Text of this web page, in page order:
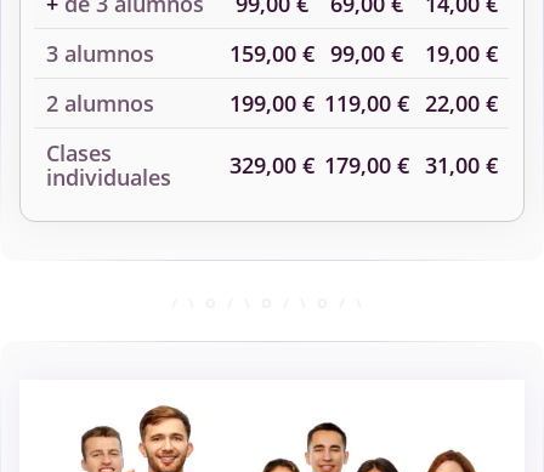
3 alumnos
159,00 € 99,00 €
19,00 €
2 alumnos
199,00 € 119,00 € 22,00 €
Clases
individuales
329,00 € 179,00 € 31,00 €